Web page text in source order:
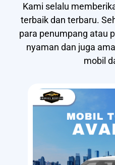
Kami selalu
terbaik dan terbaru.
para penumpang atau
nyaman dan juga
mobil